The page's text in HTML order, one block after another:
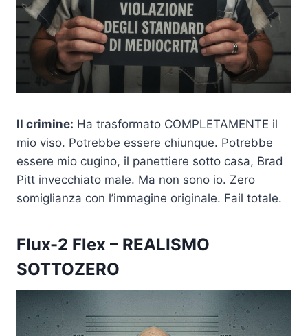
Il crimine: Ha trasformato COMPLETAMENTE il
mio viso. Potrebbe essere chiunque. Potrebbe
essere mio cugino, il panettiere sotto casa, Brad
Pitt invecchiato male. Ma non sono io. Zero
somiglianza con l’immagine originale. Fail totale.​
Flux-2 Flex – REALISMO
SOTTOZERO​